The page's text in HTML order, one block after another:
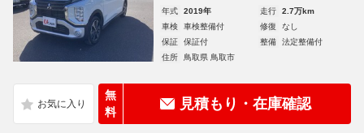
年式 2019年 走行
2.7万km
車検
車検整備付 修復
なし
保証
保証付 整備
法定整備付
住所
鳥取県 鳥取市
無
料
見積もり・在庫確認